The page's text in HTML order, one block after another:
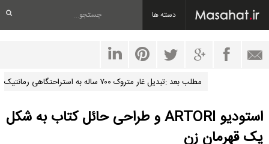
دسته ها
مطلب بعد :تبدیل غار متروک ۷۰۰ ساله به استراحتگاهی رمانتیک
استودیو ARTORI و طراحی حائل کتاب به شکل
یک قهرمان زن